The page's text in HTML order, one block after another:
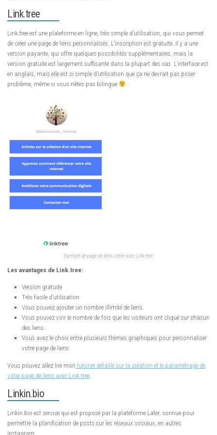
Link.tree
Link.tree est une plateforme en ligne, très simple d’utilisation, qui vous permet
de créer une page de liens personnalisés. L’inscription est gratuite. Il y a une
version payante, qui offre quelques possibilités supplémentaires, mais la
version gratuite est largement suffisante dans la plupart des cas. L’interface est
en anglais, mais elle est si simple d’utilisation que ça ne devrait pas poser
problème, même si vous n’êtes pas bilingue
.
Exemple de page de liens créée avec Link.tree
Les avantages de Link.tree:
Version gratuite
Très facile d’utilisation
Vous pouvez ajouter un nombre illimité de liens.
Vous pouvez voir le nombre de fois que les visiteurs ont cliqué sur chacun
des liens.
Vous avez le choix entre plusieurs thèmes graphiques pour personnaliser
votre page de liens.
Vous pouvez allez lire mon tutoriel détaillé sur la création et le paramétrage de
votre page de liens avec Link.tree
Linkin.bio
Linkin.bio est service qui est proposé par la plateforme Later, connue pour
permettre la planification de posts sur les réseaux sociaux, en autres
Instagram.